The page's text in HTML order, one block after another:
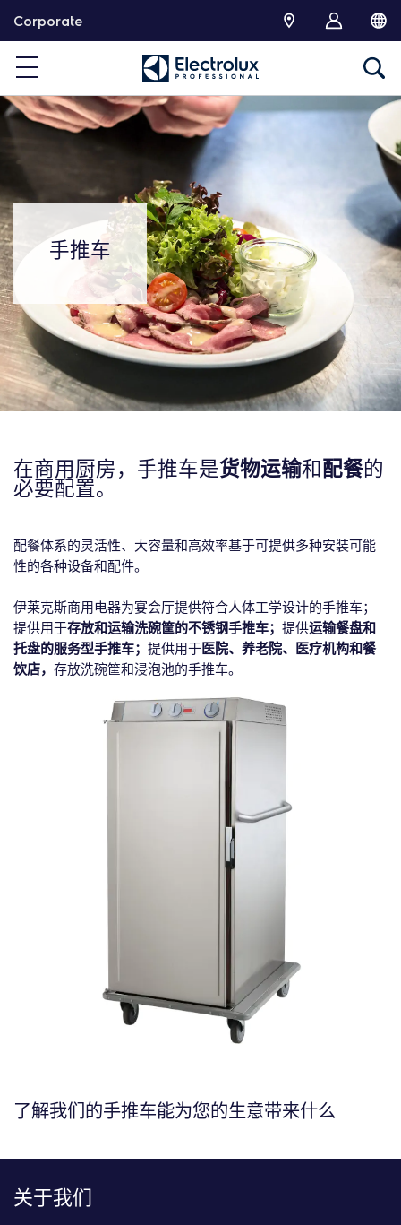
Corporate
手推车
在商用厨房，手推车是货物运输和配餐的
必要配置。
配餐体系的灵活性、大容量和高效率基于可提供多种安装可能
性的各种设备和配件。
伊莱克斯商用电器为宴会厅提供符合人体工学设计的手推车；
提供用于存放和运输洗碗筐的不锈钢手推车； 提供运输餐盘和
托盘的服务型手推车； 提供用于医院、养老院、医疗机构和餐
饮店， 存放洗碗筐和浸泡池的手推车。
了解我们的手推车能为您的生意带来什么
关于我们